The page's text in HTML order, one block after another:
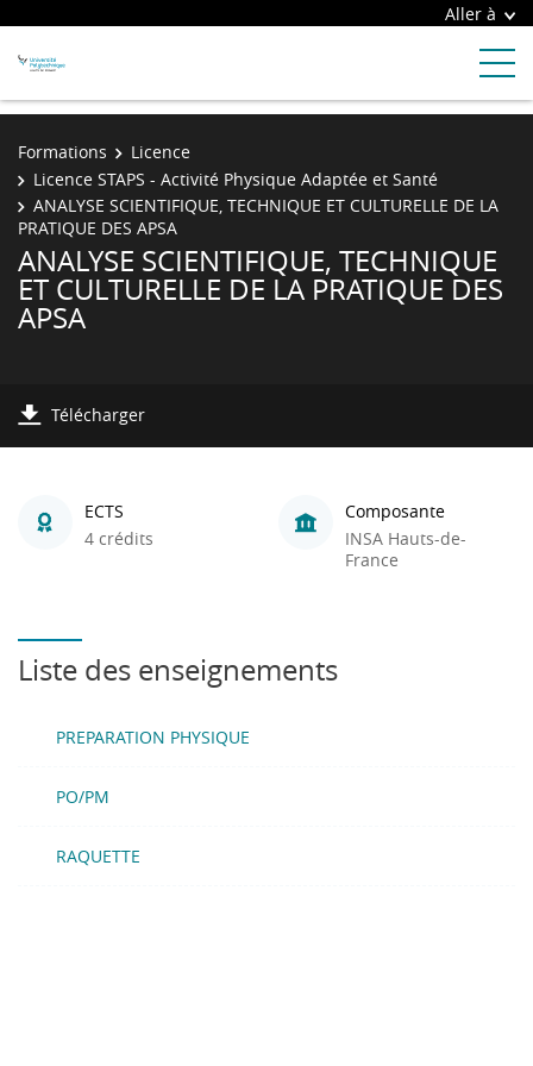
Aller à
Formations
Licence
Licence STAPS - Activité Physique Adaptée et Santé
ANALYSE SCIENTIFIQUE, TECHNIQUE ET CULTURELLE DE LA
PRATIQUE DES APSA
ANALYSE SCIENTIFIQUE, TECHNIQUE
ET CULTURELLE DE LA PRATIQUE DES
APSA
Télécharger
ECTS
4 crédits
Composante
INSA Hauts-de-
France
Liste des enseignements
PREPARATION PHYSIQUE
PO/PM
RAQUETTE